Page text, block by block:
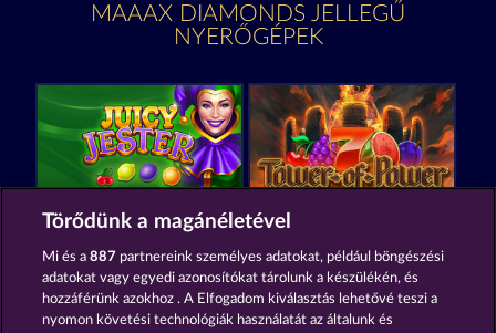
MAAAX DIAMONDS JELLEGŰ
NYERŐGÉPEK
Juicy Jester Tower of Power
Törődünk a magánéletével
Mi és a887 partnereink személyes adatokat, például böngészési
adatokat vagy egyedi azonosítókat tárolunk a készülékén, és
hozzáférünk azokhoz . A Elfogadom kiválasztás lehetővé teszi a
nyomon követési technológiák használatát az általunk és